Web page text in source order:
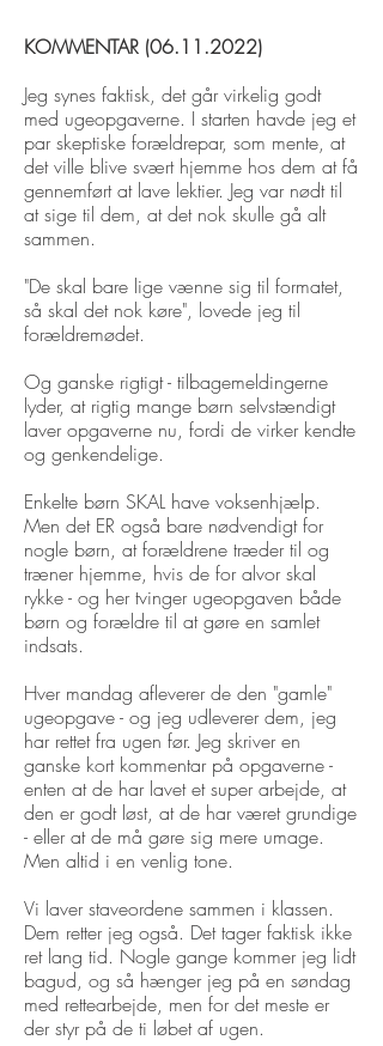
KOMMENTAR (06.11.2022)
Jeg synes faktisk, det går virkelig godt
med ugeopgaverne. I starten havde jeg et
par skeptiske forældrepar, som mente, at
det ville blive svært hjemme hos dem at få
gennemført at lave lektier. Jeg var nødt til
at sige til dem, at det nok skulle gå alt
sammen.
"De skal bare lige vænne sig til formatet,
så skal det nok køre", lovede jeg til
forældremødet.
Og ganske rigtigt - tilbagemeldingerne
lyder, at rigtig mange børn selvstændigt
laver opgaverne nu, fordi de virker kendte
og genkendelige.
Enkelte børn SKAL have voksenhjælp.
Men det ER også bare nødvendigt for
nogle børn, at forældrene træder til og
træner hjemme, hvis de for alvor skal
rykke - og her tvinger ugeopgaven både
børn og forældre til at gøre en samlet
indsats.
Hver mandag afleverer de den "gamle"
ugeopgave - og jeg udleverer dem, jeg
har rettet fra ugen før. Jeg skriver en
ganske kort kommentar på opgaverne -
enten at de har lavet et super arbejde, at
den er godt løst, at de har været grundige
- eller at de må gøre sig mere umage.
Men altid i en venlig tone.
Vi laver staveordene sammen i klassen.
Dem retter jeg også. Det tager faktisk ikke
ret lang tid. Nogle gange kommer jeg lidt
bagud, og så hænger jeg på en søndag
med rettearbejde, men for det meste er
der styr på de ti løbet af ugen.